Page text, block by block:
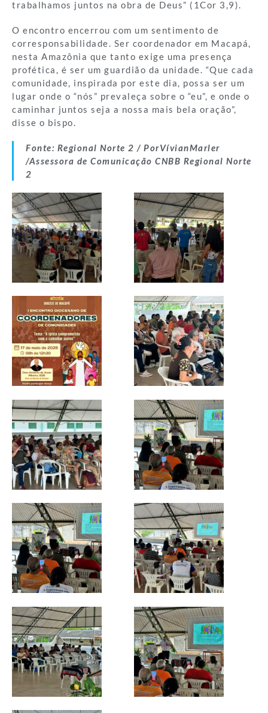
trabalhamos juntos na obra de Deus” (1Cor 3,9).
O encontro encerrou com um sentimento de
corresponsabilidade. Ser coordenador em Macapá,
nesta Amazônia que tanto exige uma presença
profética, é ser um guardião da unidade. “Que cada
comunidade, inspirada por este dia, possa ser um
lugar onde o “nós” prevaleça sobre o “eu”, e onde o
caminhar juntos seja a nossa mais bela oração”,
disse o bispo.
Fonte: Regional Norte 2 / PorVívianMarler
/Assessora de Comunicação CNBB Regional Norte
2